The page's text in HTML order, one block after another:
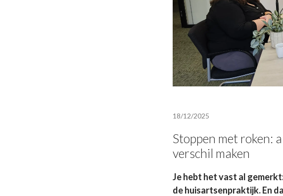
18/12/2025
Stoppen met roken:
verschil maken
Je hebt het vast al
de huisartsenpraktijk. En